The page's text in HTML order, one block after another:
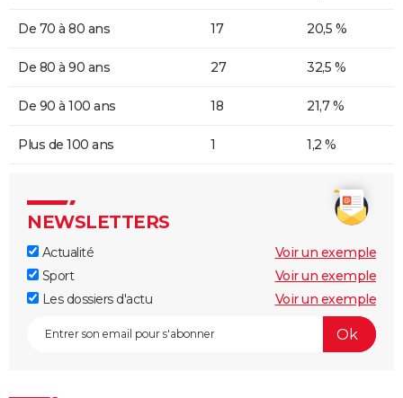
De 70 à 80 ans 17 20,5 %
De 80 à 90 ans 27 32,5 %
De 90 à 100 ans 18 21,7 %
Plus de 100 ans 1 1,2 %
NEWSLETTERS
Actualité
Voir un exemple
Sport
Voir un exemple
Les dossiers d'actu
Voir un exemple